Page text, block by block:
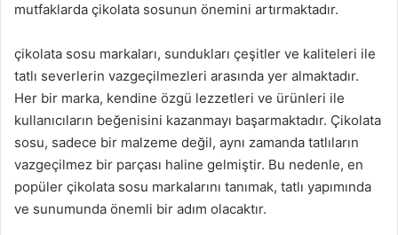
mutfaklarda çikolata sosunun önemini artırmaktadır.
çikolata sosu markaları, sundukları çeşitler ve kaliteleri ile
tatlı severlerin vazgeçilmezleri arasında yer almaktadır.
Her bir marka, kendine özgü lezzetleri ve ürünleri ile
kullanıcıların beğenisini kazanmayı başarmaktadır. Çikolata
sosu, sadece bir malzeme değil, aynı zamanda tatlıların
vazgeçilmez bir parçası haline gelmiştir. Bu nedenle, en
popüler çikolata sosu markalarını tanımak, tatlı yapımında
ve sunumunda önemli bir adım olacaktır.